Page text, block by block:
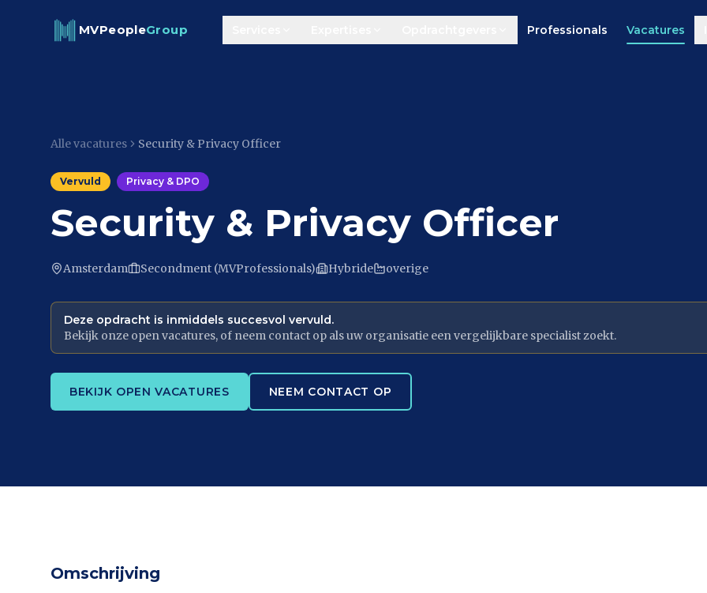
MVPeopleGroup Professionals Vacatures
Alle vacatures Security & Privacy Officer
Vervuld Privacy & DPO
Security & Privacy Officer
Amsterdam Secondment (MVProfessionals) Hybride overige
Deze opdracht is inmiddels succesvol vervuld.
Bekijk onze open vacatures, of neem contact op als uw organisatie een vergelijkbare specialist zoekt.
BEKIJK OPEN VACATURES NEEM CONTACT OP
Omschrijving